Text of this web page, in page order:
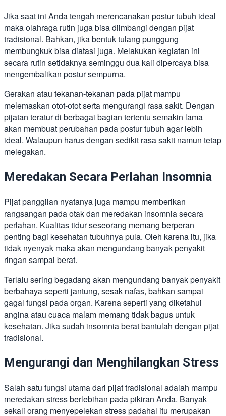
Jika saat ini Anda tengah merencanakan postur tubuh ideal
maka olahraga rutin juga bisa diimbangi dengan pijat
tradisional. Bahkan, jika bentuk tulang punggung
membungkuk bisa diatasi juga. Melakukan kegiatan ini
secara rutin setidaknya seminggu dua kali dipercaya bisa
mengembalikan postur sempurna.
Gerakan atau tekanan-tekanan pada pijat mampu
melemaskan otot-otot serta mengurangi rasa sakit. Dengan
pijatan teratur di berbagai bagian tertentu semakin lama
akan membuat perubahan pada postur tubuh agar lebih
ideal. Walaupun harus dengan sedikit rasa sakit namun tetap
melegakan.
Meredakan Secara Perlahan Insomnia
Pijat panggilan nyatanya juga mampu memberikan
rangsangan pada otak dan meredakan insomnia secara
perlahan. Kualitas tidur seseorang memang berperan
penting bagi kesehatan tubuhnya pula. Oleh karena itu, jika
tidak nyenyak maka akan mengundang banyak penyakit
ringan sampai berat.
Terlalu sering begadang akan mengundang banyak penyakit
berbahaya seperti jantung, sesak nafas, bahkan sampai
gagal fungsi pada organ. Karena seperti yang diketahui
angina atau cuaca malam memang tidak bagus untuk
kesehatan. Jika sudah insomnia berat bantulah dengan pijat
tradisional.
Mengurangi dan Menghilangkan Stress
Salah satu fungsi utama dari pijat tradisional adalah mampu
meredakan stress berlebihan pada pikiran Anda. Banyak
sekali orang menyepelekan stress padahal itu merupakan